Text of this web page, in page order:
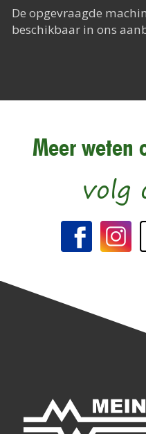
Het
De opgevraagde
beschikbaar in ons
Meer weten
volg